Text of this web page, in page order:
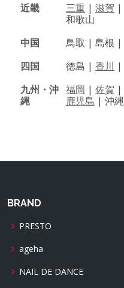
近畿
三重 | 滋賀 |
和歌山
中国
鳥取 | 島根 |
四国
徳島 | 香川 |
九州・沖
縄
福岡 | 佐賀 |
鹿児島 | 沖縄
BRAND
PRESTO
ageha
NAIL DE DANCE